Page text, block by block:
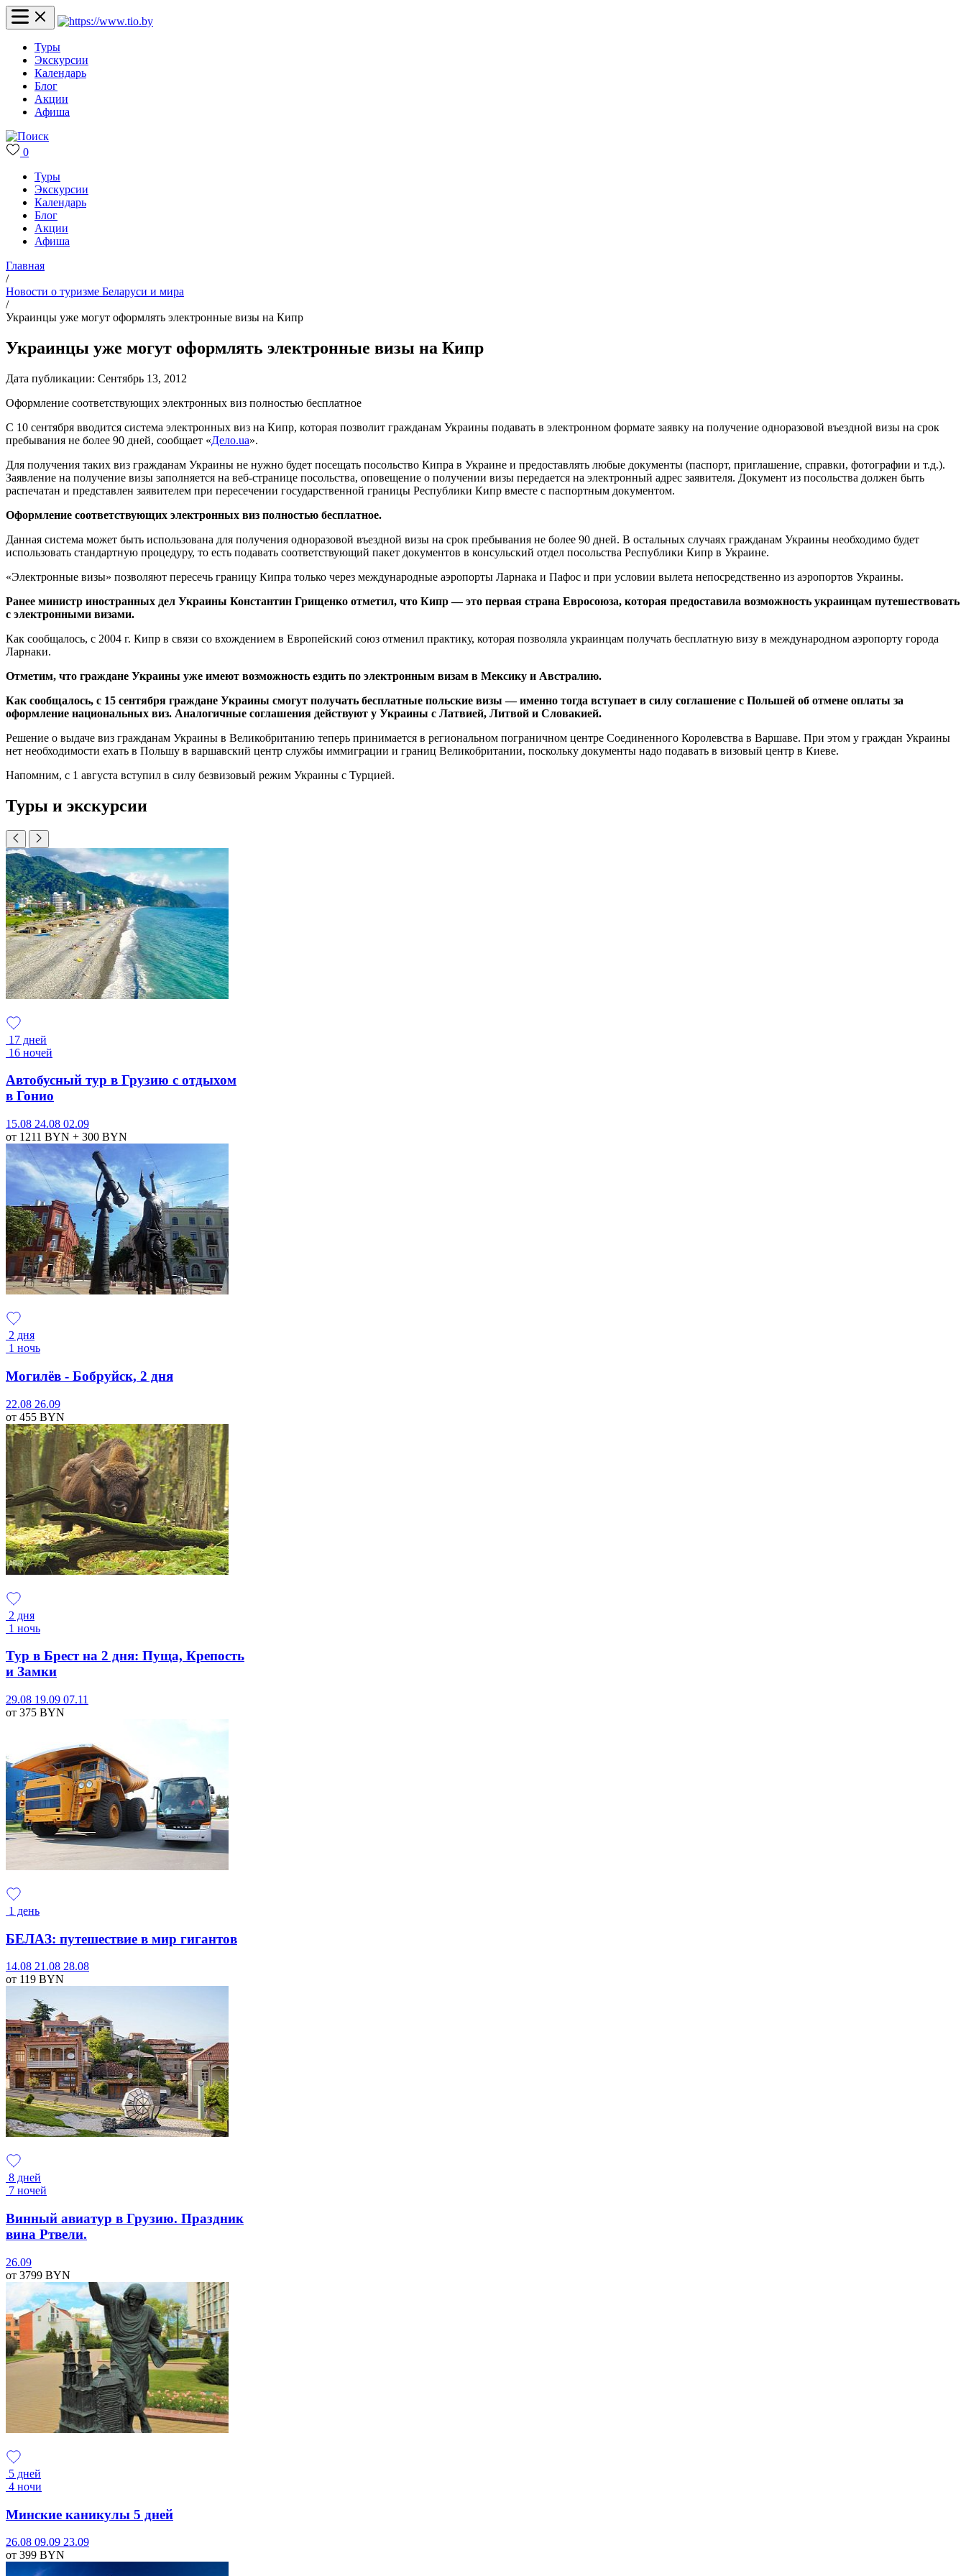
Туры
Экскурсии
Календарь
Блог
Акции
Афиша
0
Туры
Экскурсии
Календарь
Блог
Акции
Афиша
Главная
/
Новости о туризме Беларуси и мира
/
Украинцы уже могут оформлять электронные визы на Кипр
Украинцы уже могут оформлять электронные визы на Кипр
Дата публикации: Сентябрь 13, 2012
Оформление соответствующих электронных виз полностью бесплатное
С 10 сентября вводится система электронных виз на Кипр, которая позволит гражданам Украины подавать в электронном формате заявку на получение одноразовой въездной визы на срок
пребывания не более 90 дней, сообщает «Дело.ua».
Для получения таких виз гражданам Украины не нужно будет посещать посольство Кипра в Украине и предоставлять любые документы (паспорт, приглашение, справки, фотографии и т.д.).
Заявление на получение визы заполняется на веб-странице посольства, оповещение о получении визы передается на электронный адрес заявителя. Документ из посольства должен быть
распечатан и представлен заявителем при пересечении государственной границы Республики Кипр вместе с паспортным документом.
Оформление соответствующих электронных виз полностью бесплатное.
Данная система может быть использована для получения одноразовой въездной визы на срок пребывания не более 90 дней. В остальных случаях гражданам Украины необходимо будет
использовать стандартную процедуру, то есть подавать соответствующий пакет документов в консульский отдел посольства Республики Кипр в Украине.
«Электронные визы» позволяют пересечь границу Кипра только через международные аэропорты Ларнака и Пафос и при условии вылета непосредственно из аэропортов Украины.
Ранее министр иностранных дел Украины Константин Грищенко отметил, что Кипр — это первая страна Евросоюза, которая предоставила возможность украинцам путешествовать
с электронными визами.
Как сообщалось, с 2004 г. Кипр в связи со вхождением в Европейский союз отменил практику, которая позволяла украинцам получать бесплатную визу в международном аэропорту города
Ларнаки.
Отметим, что граждане Украины уже имеют возможность ездить по электронным визам в Мексику и Австралию.
Как сообщалось, с 15 сентября граждане Украины смогут получать бесплатные польские визы — именно тогда вступает в силу соглашение с Польшей об отмене оплаты за
оформление национальных виз. Аналогичные соглашения действуют у Украины с Латвией, Литвой и Словакией.
Решение о выдаче виз гражданам Украины в Великобританию теперь принимается в региональном пограничном центре Соединенного Королевства в Варшаве. При этом у граждан Украины
нет необходимости ехать в Польшу в варшавский центр службы иммиграции и границ Великобритании, поскольку документы надо подавать в визовый центр в Киеве.
Напомним, с 1 августа вступил в силу безвизовый режим Украины с Турцией.
Туры и экскурсии
17 дней
16 ночей
Автобусный тур в Грузию с отдыхом
в Гонио
15.08 24.08 02.09
от 1211 BYN + 300 BYN
2 дня
1 ночь
Могилёв - Бобруйск, 2 дня
22.08 26.09
от 455 BYN
2 дня
1 ночь
Тур в Брест на 2 дня: Пуща, Крепость
и Замки
29.08 19.09 07.11
от 375 BYN
1 день
БЕЛАЗ: путешествие в мир гигантов
14.08 21.08 28.08
от 119 BYN
8 дней
7 ночей
Винный авиатур в Грузию. Праздник
вина Ртвели.
26.09
от 3799 BYN
5 дней
4 ночи
Минские каникулы 5 дней
26.08 09.09 23.09
от 399 BYN